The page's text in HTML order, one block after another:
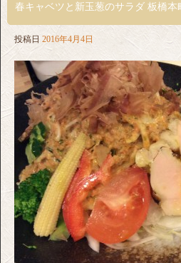
春キャベツと新玉葱のサラダ 板橋本
投稿日 2016年4月4日